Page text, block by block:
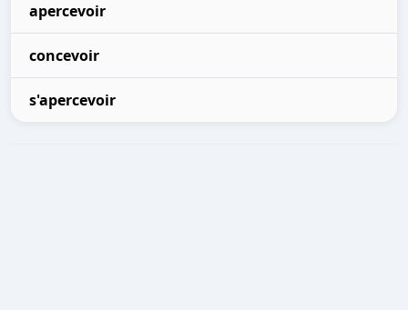
apercevoir
concevoir
s'apercevoir